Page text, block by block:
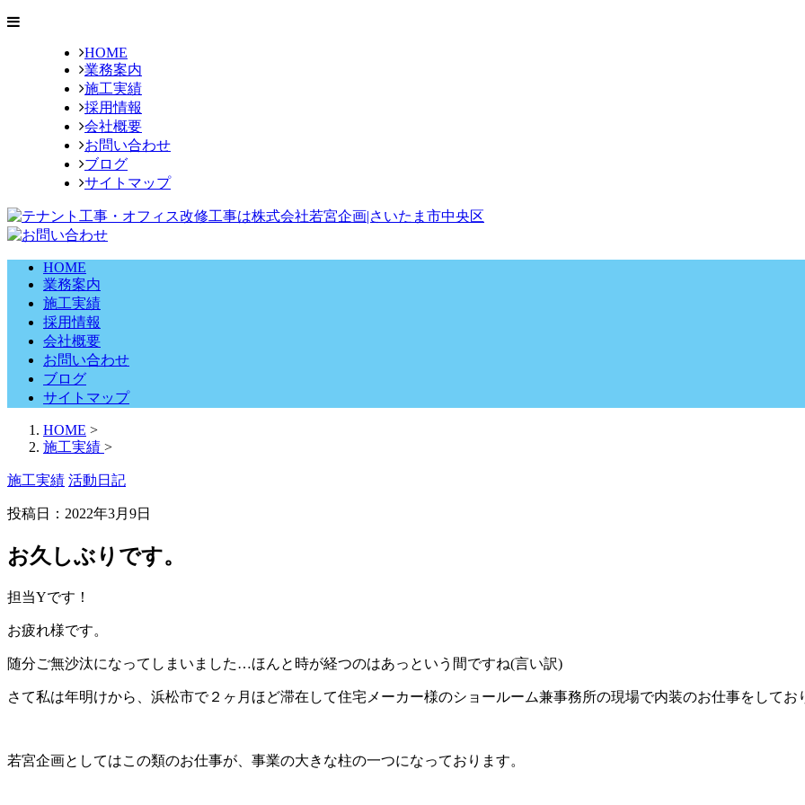
HOME
業務案内
施工実績
採用情報
会社概要
お問い合わせ
ブログ
サイトマップ
HOME
業務案内
施工実績
採用情報
会社概要
お問い合わせ
ブログ
サイトマップ
HOME >
施工実績 >
施工実績 活動日記
投稿日：2022年3月9日
お久しぶりです。
担当Yです！
お疲れ様です。
随分ご無沙汰になってしまいました…ほんと時が経つのはあっという間ですね(言い訳)
さて私は年明けから、浜松市で２ヶ月ほど滞在して住宅メーカー様のショールーム兼事務所の現場で内装のお仕事をしてお
若宮企画としてはこの類のお仕事が、事業の大きな柱の一つになっております。